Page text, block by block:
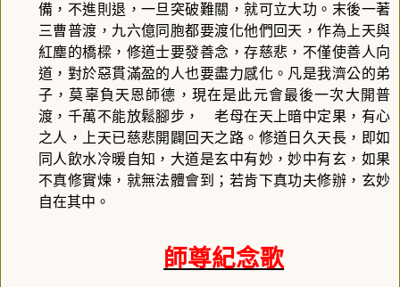
備，不進則退，一旦突破難關，就可立大功。末後一著
三曹普渡，九六億同胞都要渡化他們回天，作為上天與
紅塵的橋樑，修道士要發善念，存慈悲，不僅使善人向
道，對於惡貫滿盈的人也要盡力感化。凡是我濟公的弟
子，莫辜負天恩師德，現在是此元會最後一次大開普
渡，千萬不能放鬆腳步， 老母在天上暗中定果，有心
之人，上天已慈悲開闢回天之路。修道日久天長，即如
同人飲水冷暖自知，大道是玄中有妙，妙中有玄，如果
不真修實煉，就無法體會到；若肯下真功夫修辦，玄妙
自在其中。
師尊紀念歌